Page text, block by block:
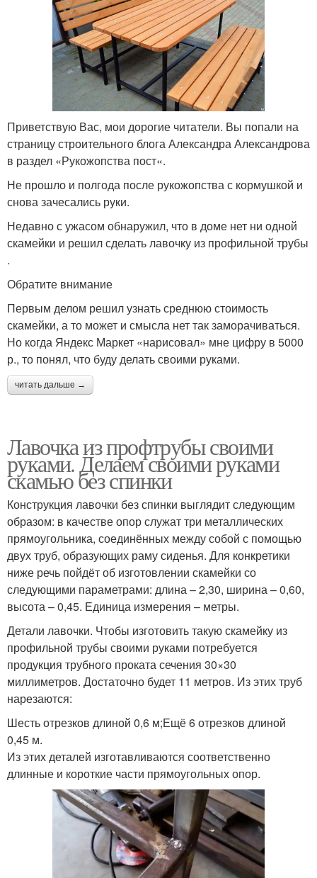
Приветствую Вас, мои дорогие читатели. Вы попали на
страницу строительного блога Александра Александрова
в раздел «Рукожопства пост«.
Не прошло и полгода после рукожопства с кормушкой и
снова зачесались руки.
Недавно с ужасом обнаружил, что в доме нет ни одной
скамейки и решил сделать лавочку из профильной трубы
.
Обратите внимание
Первым делом решил узнать среднюю стоимость
скамейки, а то может и смысла нет так заморачиваться.
Но когда Яндекс Маркет «нарисовал» мне цифру в 5000
р., то понял, что буду делать своими руками.
читать дальше →
Лавочка из профтрубы своими
руками. Делаем своими руками
скамью без спинки
Конструкция лавочки без спинки выглядит следующим
образом: в качестве опор служат три металлических
прямоугольника, соединённых между собой с помощью
двух труб, образующих раму сиденья. Для конкретики
ниже речь пойдёт об изготовлении скамейки со
следующими параметрами: длина – 2,30, ширина – 0,60,
высота – 0,45. Единица измерения – метры.
Детали лавочки. Чтобы изготовить такую скамейку из
профильной трубы своими руками потребуется
продукция трубного проката сечения 30×30
миллиметров. Достаточно будет 11 метров. Из этих труб
нарезаются:
Шесть отрезков длиной 0,6 м;Ещё 6 отрезков длиной
0,45 м.
Из этих деталей изготавливаются соответственно
длинные и короткие части прямоугольных опор.